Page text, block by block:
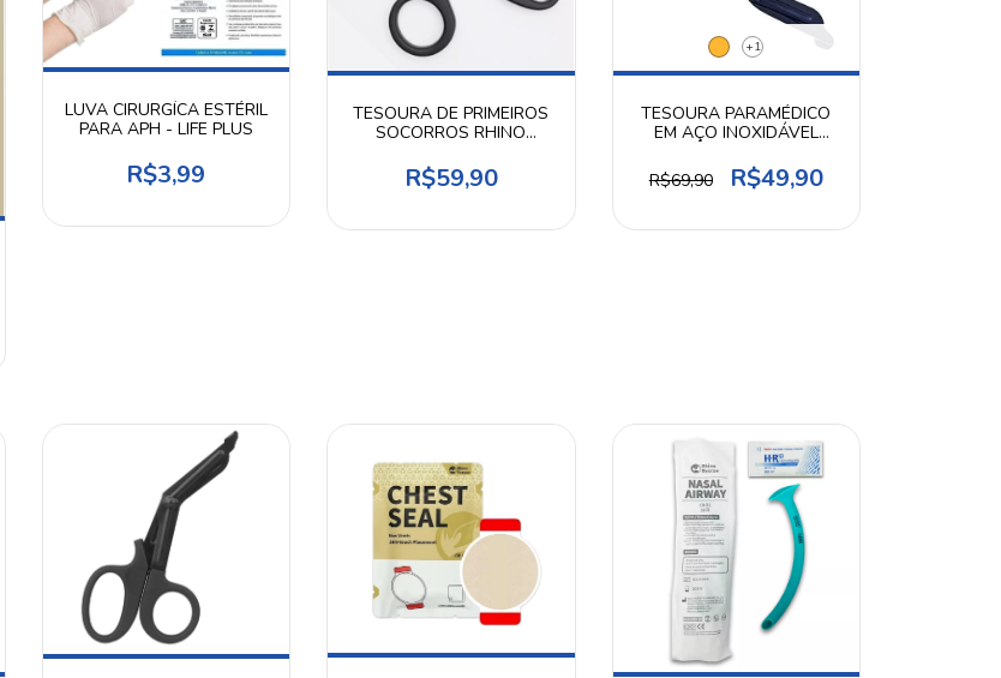
LUVA CIRURGÍCA ESTÉRIL
PARA APH - LIFE PLUS
R$3,99
TESOURA DE PRIMEIROS
SOCORROS RHINO
R$59,90
+1
TESOURA PARAMÉDICO
EM AÇO INOXIDÁVEL
R$69,90
R$49,90